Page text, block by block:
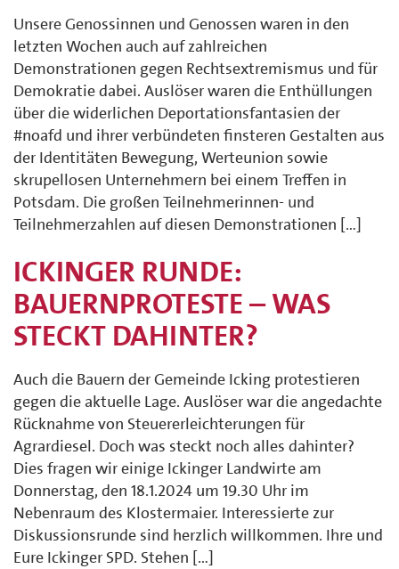
Unsere Genossinnen und Genossen waren in den
letzten Wochen auch auf zahlreichen
Demonstrationen gegen Rechtsextremismus und für
Demokratie dabei. Auslöser waren die Enthüllungen
über die widerlichen Deportationsfantasien der
#noafd und ihrer verbündeten finsteren Gestalten aus
der Identitäten Bewegung, Werteunion sowie
skrupellosen Unternehmern bei einem Treffen in
Potsdam. Die großen Teilnehmerinnen- und
Teilnehmerzahlen auf diesen Demonstrationen […]
ICKINGER RUNDE:
BAUERNPROTESTE – WAS
STECKT DAHINTER?
Auch die Bauern der Gemeinde Icking protestieren
gegen die aktuelle Lage. Auslöser war die angedachte
Rücknahme von Steuererleichterungen für
Agrardiesel. Doch was steckt noch alles dahinter?
Dies fragen wir einige Ickinger Landwirte am
Donnerstag, den 18.1.2024 um 19.30 Uhr im
Nebenraum des Klostermaier. Interessierte zur
Diskussionsrunde sind herzlich willkommen. Ihre und
Eure Ickinger SPD. Stehen […]